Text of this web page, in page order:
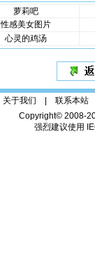
萝莉吧
性感美女图片
心灵的鸡汤
关于我们 | 联系本站
Copyright© 2008-
强烈建议使用